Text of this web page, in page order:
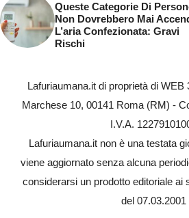
Queste Categorie Di
Non Dovrebbero Mai
L’aria Confezionata: Gravi
Rischi
Lafuriaumana.it di proprietà di WEB
Marchese 10, 00141 Roma (RM) -
I.V.A.
Lafuriaumana.it non è una testata
viene aggiornato senza alcuna
considerarsi un prodotto editoriale ai
del 07.03.2001